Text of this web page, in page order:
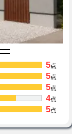
5点
5点
5点
4点
5点